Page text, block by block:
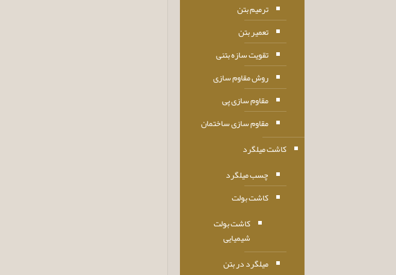
ترمیم بتن
تعمیر بتن
تقویت سازه بتنی
روش مقاوم سازی
مقاوم سازی پی
مقاوم سازی ساختمان
کاشت میلگرد
چسب میلگرد
کاشت بولت
کاشت بولت
شیمیایی
میلگرد در بتن